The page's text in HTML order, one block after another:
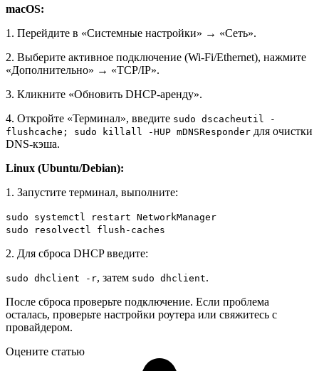
macOS:
1. Перейдите в «Системные настройки» → «Сеть».
2. Выберите активное подключение (Wi-Fi/Ethernet), нажмите
«Дополнительно» → «TCP/IP».
3. Кликните «Обновить DHCP-аренду».
4. Откройте «Терминал», введите sudo dscacheutil -
flushcache; sudo killall -HUP mDNSResponder для очистки
DNS-кэша.
Linux (Ubuntu/Debian):
1. Запустите терминал, выполните:
sudo systemctl restart NetworkManager
sudo resolvectl flush-caches
2. Для сброса DHCP введите:
sudo dhclient -r, затем sudo dhclient.
После сброса проверьте подключение. Если проблема
осталась, проверьте настройки роутера или свяжитесь с
провайдером.
Оцените статью